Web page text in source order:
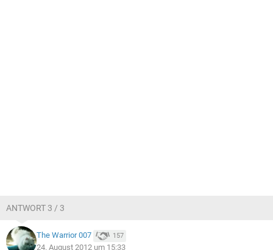
ANTWORT 3 / 3
The Warrior 007 157
24. August 2012 um 15:33